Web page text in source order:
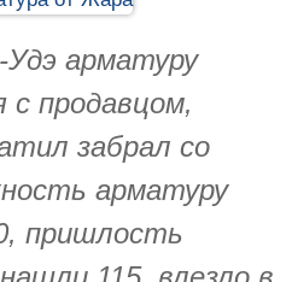
арматуру
с продавцом,
забрал со
арматуру
пришлость